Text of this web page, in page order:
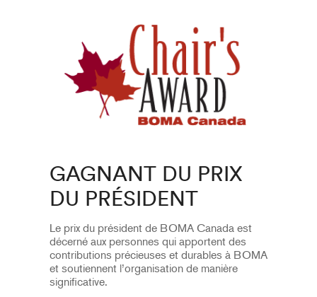
GAGNANT DU PRIX
DU PRÉSIDENT
Le prix du président de BOMA Canada est
décerné aux personnes qui apportent des
contributions précieuses et durables à BOMA
et soutiennent l’organisation de manière
significative.